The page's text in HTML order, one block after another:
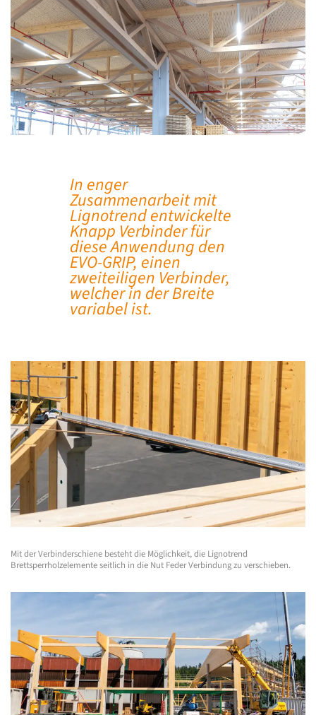
In enger
Zusammenarbeit mit
Lignotrend entwickelte
Knapp Verbinder für
diese Anwendung den
EVO-GRIP, einen
zweiteiligen Verbinder,
welcher in der Breite
variabel ist.
Mit der Verbinderschiene besteht die Möglichkeit, die Lignotrend
Brettsperrholzelemente seitlich in die Nut Feder Verbindung zu verschieben.